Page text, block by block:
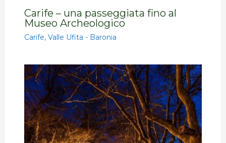
Carife – una passeggiata fino al
Museo Archeologico
Carife,Valle Ufita - Baronia